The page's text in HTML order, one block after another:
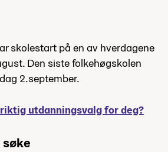
skolestart på en av hverdagene
Den siste folkehøgskolen
2.september.
utdanningsvalg for deg?